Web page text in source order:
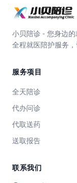
小贝陪诊 - 您身边
全程就医陪护服务，
服务项目
全天陪诊
代办问诊
代取送药
送取报告
联系我们